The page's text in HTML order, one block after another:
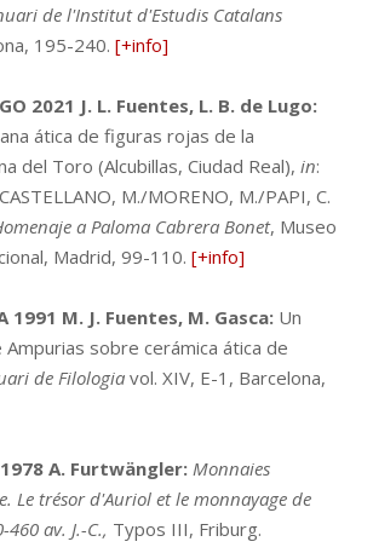
de l'Institut d'Estudis Catalans
195-240. [+info]
2021 J. L. Fuentes, L. B. de Lugo:
ática de figuras rojas de la
del Toro (Alcubillas, Ciudad Real), in:
M./MORENO, M./PAPI, C.
a Paloma Cabrera Bonet, Museo
Madrid, 99-110. [+info]
1991 M. J. Fuentes, M. Gasca: Un
sobre cerámica ática de
de Filologia vol. XIV, E-1, Barcelona,
A. Furtwängler: Monnaies
Le trésor d'Auriol et le monnayage de
av. J.-C., Typos III, Friburg.